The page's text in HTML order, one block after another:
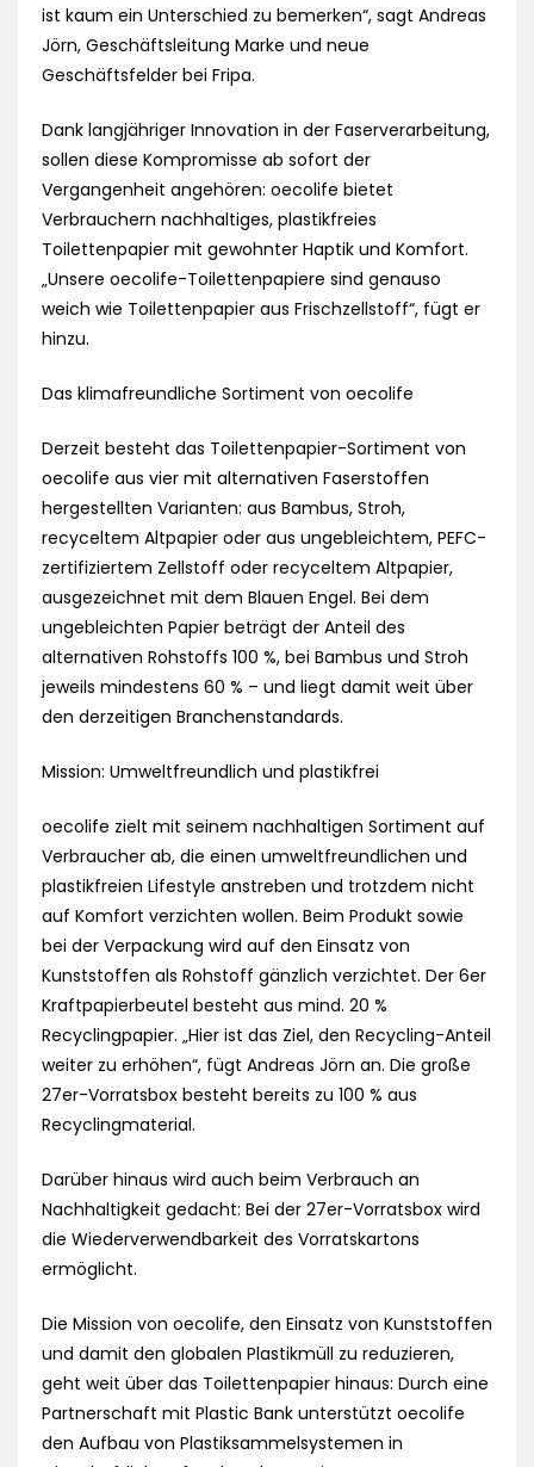
ist kaum ein Unterschied zu bemerken“, sagt Andreas
Jörn, Geschäftsleitung Marke und neue
Geschäftsfelder bei Fripa.
Dank langjähriger Innovation in der Faserverarbeitung,
sollen diese Kompromisse ab sofort der
Vergangenheit angehören: oecolife bietet
Verbrauchern nachhaltiges, plastikfreies
Toilettenpapier mit gewohnter Haptik und Komfort.
„Unsere oecolife-Toilettenpapiere sind genauso
weich wie Toilettenpapier aus Frischzellstoff“, fügt er
hinzu.
Das klimafreundliche Sortiment von oecolife
Derzeit besteht das Toilettenpapier-Sortiment von
oecolife aus vier mit alternativen Faserstoffen
hergestellten Varianten: aus Bambus, Stroh,
recyceltem Altpapier oder aus ungebleichtem, PEFC-
zertifiziertem Zellstoff oder recyceltem Altpapier,
ausgezeichnet mit dem Blauen Engel. Bei dem
ungebleichten Papier beträgt der Anteil des
alternativen Rohstoffs 100 %, bei Bambus und Stroh
jeweils mindestens 60 % – und liegt damit weit über
den derzeitigen Branchenstandards.
Mission: Umweltfreundlich und plastikfrei
oecolife zielt mit seinem nachhaltigen Sortiment auf
Verbraucher ab, die einen umweltfreundlichen und
plastikfreien Lifestyle anstreben und trotzdem nicht
auf Komfort verzichten wollen. Beim Produkt sowie
bei der Verpackung wird auf den Einsatz von
Kunststoffen als Rohstoff gänzlich verzichtet. Der 6er
Kraftpapierbeutel besteht aus mind. 20 %
Recyclingpapier. „Hier ist das Ziel, den Recycling-Anteil
weiter zu erhöhen“, fügt Andreas Jörn an. Die große
27er-Vorratsbox besteht bereits zu 100 % aus
Recyclingmaterial.
Darüber hinaus wird auch beim Verbrauch an
Nachhaltigkeit gedacht: Bei der 27er-Vorratsbox wird
die Wiederverwendbarkeit des Vorratskartons
ermöglicht.
Die Mission von oecolife, den Einsatz von Kunststoffen
und damit den globalen Plastikmüll zu reduzieren,
geht weit über das Toilettenpapier hinaus: Durch eine
Partnerschaft mit Plastic Bank unterstützt oecolife
den Aufbau von Plastiksammelsystemen in